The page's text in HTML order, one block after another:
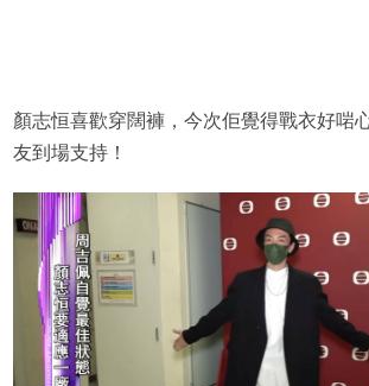
顏志恒喜歡穿闊褲，今次佢覺得戰衣好啱
友到場支持！